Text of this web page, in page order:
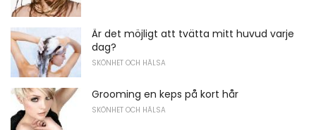
Är det möjligt att tvätta mitt huvud varje
dag?
SKÖNHET OCH HÄLSA
Grooming en keps på kort hår
SKÖNHET OCH HÄLSA